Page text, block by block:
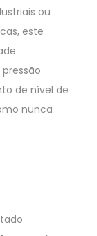
ou
este
de nível de
nunca